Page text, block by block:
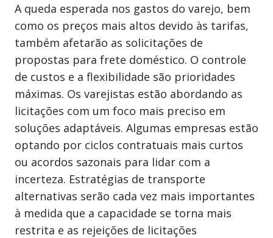
A queda esperada nos gastos do varejo, bem
como os preços mais altos devido às tarifas,
também afetarão as solicitações de
propostas para frete doméstico. O controle
de custos e a flexibilidade são prioridades
máximas. Os varejistas estão abordando as
licitações com um foco mais preciso em
soluções adaptáveis. Algumas empresas estão
optando por ciclos contratuais mais curtos
ou acordos sazonais para lidar com a
incerteza. Estratégias de transporte
alternativas serão cada vez mais importantes
à medida que a capacidade se torna mais
restrita e as rejeições de licitações